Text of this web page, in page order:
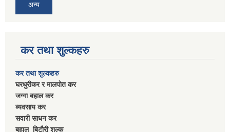
अन्य
कर तथा शुल्कहरु
कर तथा शुल्कहरु
घरधुरीकर र मालपाेत कर
जग्गा बहाल कर
ब्यवसाय कर
सवारी साधन कर
बहाल बिटाैरी शुल्क